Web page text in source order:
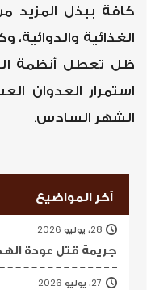
كافة ببذل المزيد
الغذائية
ظل تعطل أنظمة
استمرار العدوان
الشهر السادس.
آخر المواضيع
28، يوليو 2026
جريمة قتل عودة
27، يوليو 2026